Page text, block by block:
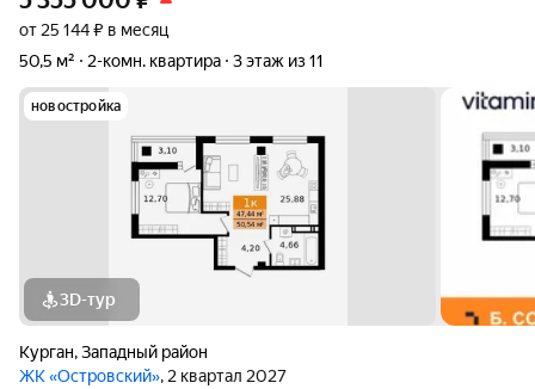
от 25 144 ₽ в месяц
50,5 м²
2-комн. квартира 3 этаж из 11
новостройка
3D-тур
Курган,Западный район
ЖК «Островский», 2 квартал 2027